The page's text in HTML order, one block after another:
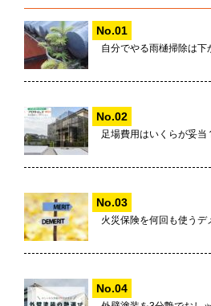
自分でやる雨樋掃除は下
足場費用はいくらが妥当
火災保険を何回も使うデ